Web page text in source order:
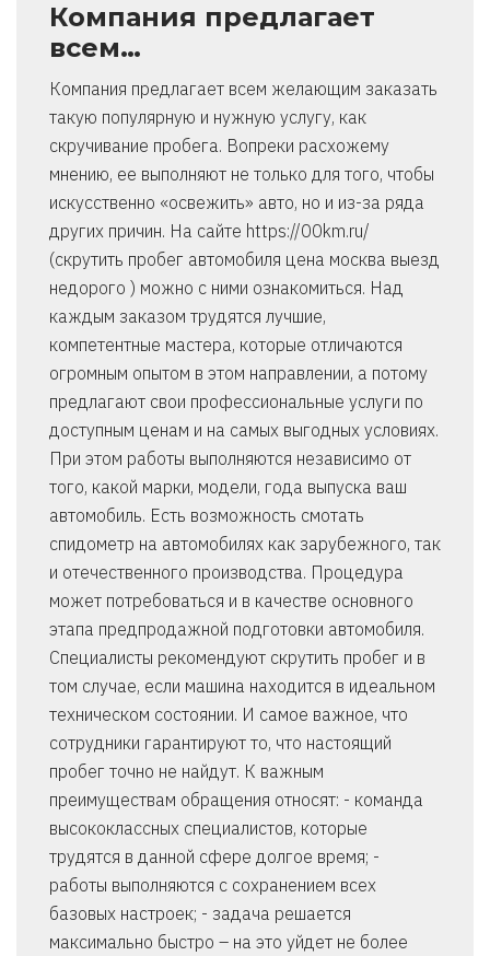
Компания предлагает
всем…
Компания предлагает всем желающим заказать
такую популярную и нужную услугу, как
скручивание пробега. Вопреки расхожему
мнению, ее выполняют не только для того, чтобы
искусственно «освежить» авто, но и из-за ряда
других причин. На сайте https://00km.ru/
(скрутить пробег автомобиля цена москва выезд
недорого ) можно с ними ознакомиться. Над
каждым заказом трудятся лучшие,
компетентные мастера, которые отличаются
огромным опытом в этом направлении, а потому
предлагают свои профессиональные услуги по
доступным ценам и на самых выгодных условиях.
При этом работы выполняются независимо от
того, какой марки, модели, года выпуска ваш
автомобиль. Есть возможность смотать
спидометр на автомобилях как зарубежного, так
и отечественного производства. Процедура
может потребоваться и в качестве основного
этапа предпродажной подготовки автомобиля.
Специалисты рекомендуют скрутить пробег и в
том случае, если машина находится в идеальном
техническом состоянии. И самое важное, что
сотрудники гарантируют то, что настоящий
пробег точно не найдут. К важным
преимуществам обращения относят: - команда
высококлассных специалистов, которые
трудятся в данной сфере долгое время; -
работы выполняются с сохранением всех
базовых настроек; - задача решается
максимально быстро – на это уйдет не более